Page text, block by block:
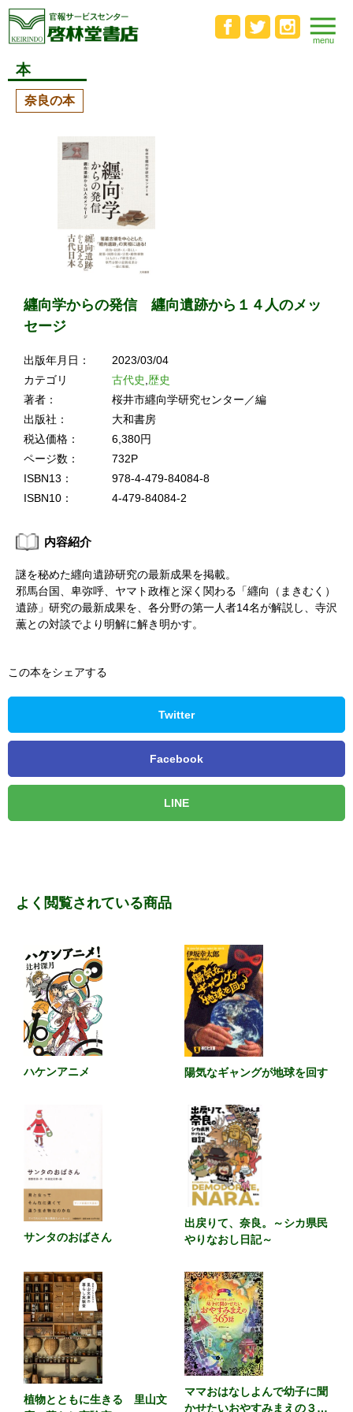
本
奈良の本
纒向学からの発信 纒向遺跡から１４人のメッ
セージ
出版年月日：
2023/03/04
カテゴリ
古代史 歴史
著者：
桜井市纒向学研究センター／編
出版社：
大和書房
税込価格：
6,380円
ページ数：
732P
ISBN13：
978-4-479-84084-8
ISBN10：
4-479-84084-2
内容紹介
謎を秘めた纒向遺跡研究の最新成果を掲載。
邪馬台国、卑弥呼、ヤマト政権と深く関わる「纒向（まきむく）
遺跡」研究の最新成果を、各分野の第一人者14名が解説し、寺沢
薫との対談でより明解に解き明かす。
この本をシェアする
Twitter
Facebook
LINE
よく閲覧されている商品
ハケンアニメ 陽気なギャングが地球を回す
サンタのおばさん
出戻りて、奈良。～シカ県民
やりなおし日記～
植物とともに生きる 里山文
ママおはなしよんで幼子に聞
かせたいおやすみまえの３６